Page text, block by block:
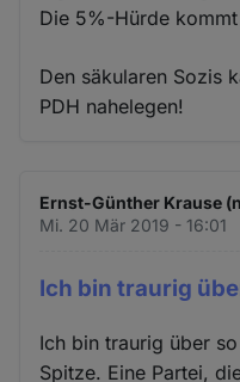
Die 5%-Hürde
Den säkularen Sozis
PDH nahelegen!
Ernst-Günther Krause
Mi. 20 Mär 2019 - 16:01
Ich bin traurig
Ich bin traurig über
Spitze. Eine Partei,